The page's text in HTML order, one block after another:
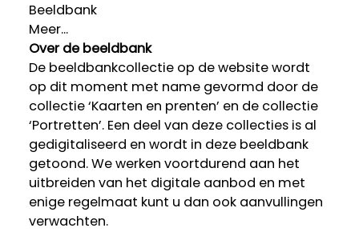
Beeldbank
Meer...
Over de beeldbank
De beeldbankcollectie op de website wordt
op dit moment met name gevormd door de
collectie ‘Kaarten en prenten’ en de collectie
‘Portretten’. Een deel van deze collecties is al
gedigitaliseerd en wordt in deze beeldbank
getoond. We werken voortdurend aan het
uitbreiden van het digitale aanbod en met
enige regelmaat kunt u dan ook aanvullingen
verwachten.